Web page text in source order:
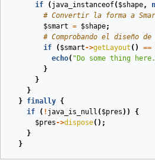
if
( java_instanceof( $shape,
# Convertir la forma a
$smart = $shape;
# Comprobando el diseño de
if
( $smart->getLayout () ==
echo( "Do some thing
}
}
}
}
finally
{
if
( ! java_is_null ( $pres ))
{
$pres->dispose();
}
}